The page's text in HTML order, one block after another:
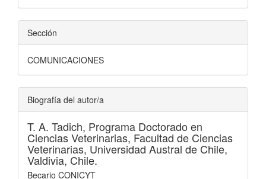
Sección
COMUNICACIONES
Biografía del autor/a
T. A. Tadich, Programa Doctorado en
Ciencias Veterinarias, Facultad de Ciencias
Veterinarias, Universidad Austral de Chile,
Valdivia, Chile.
Becario CONICYT